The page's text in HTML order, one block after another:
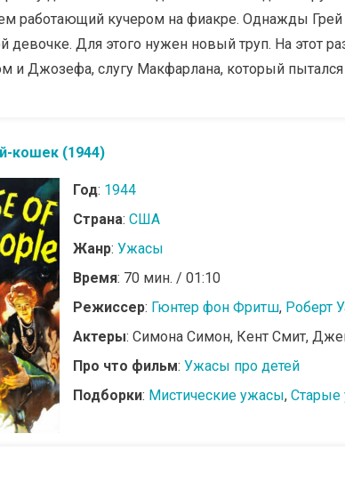
работающий кучером на фиакре. Однажды Грей
девочке. Для этого нужен новый труп. На этот
и Джозефа, слугу Макфарлана, который
кошек (1944)
Год: 1944
Страна: США
Жанр: Ужасы
Время: 70 мин. / 01:10
Режиссер: Гюнтер фон Фритш, Роберт
Актеры: Симона Симон, Кент Смит,
Про что фильм: Ужасы про детей
Подборки: Мистические ужасы, Старые